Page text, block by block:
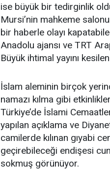
ise büyük bir tedirginlik
Mursi’nin mahkeme
bir haberle olayı
Anadolu ajansı ve TRT
Büyük ihtimal yayını
İslam aleminin birçok
namazı kılma gibi
Türkiye’de İslami
yapılan açıklama ve
camilerde kılınan gıyabi
geçirebileceği endişesi
sokmuş görünüyor.